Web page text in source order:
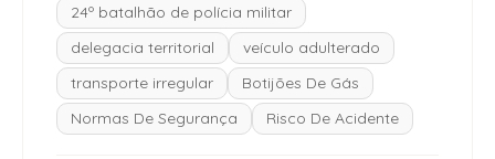
24º batalhão de polícia militar
delegacia territorial
veículo adulterado
transporte irregular
Botijões De Gás
Normas De Segurança
Risco De Acidente